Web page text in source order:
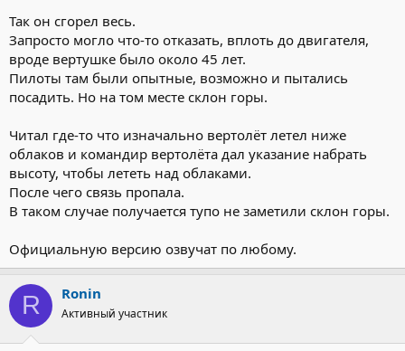
Так он сгорел весь.
Запросто могло что-то отказать, вплоть до двигателя,
вроде вертушке было около 45 лет.
Пилоты там были опытные, возможно и пытались
посадить. Но на том месте склон горы.
Читал где-то что изначально вертолёт летел ниже
облаков и командир вертолёта дал указание набрать
высоту, чтобы лететь над облаками.
После чего связь пропала.
В таком случае получается тупо не заметили склон горы.
Официальную версию озвучат по любому.
R Ronin
Активный участник